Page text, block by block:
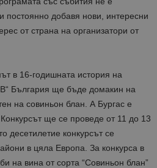
постоянно добавя нови, интересни
от страна на организатори от
в 16-годишната история на
България ще бъде домакин на
на совиньон блан. А Бургас е
ще се проведе от 11 до 13
десетилетие конкурсът се
в цяла Европа. За конкурса в
на вина от сорта “Совиньон блан”